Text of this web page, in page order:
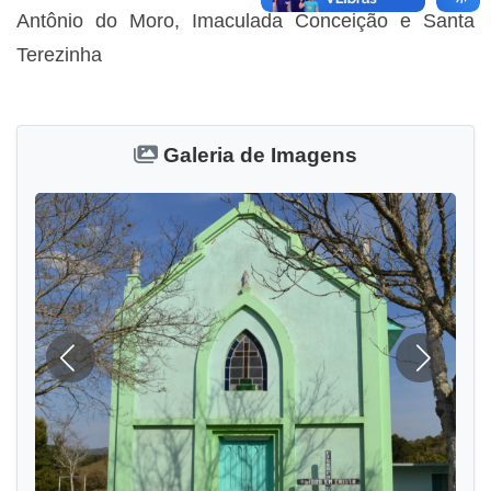
Antônio do Moro, Imaculada Conceição e Santa
Terezinha
Galeria de Imagens